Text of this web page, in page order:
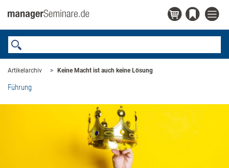
Artikelarchiv Keine Macht ist auch keine Lösung
Führung